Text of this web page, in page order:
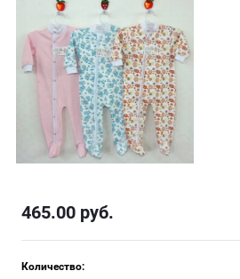
465.00 руб.
Количество: